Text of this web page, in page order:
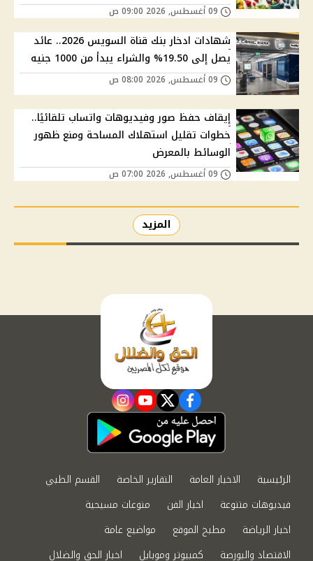
شهادات ادخار بنك قناة السويس 2026.. عائد
يصل إلى 19.50% والشراء يبدأ من 1000 جنيه
إيقاف حفظ صور وفيديوهات واتساب تلقائيًا..
خطوات تقليل استهلاك المساحة ومنع ظهور
الوسائط بالمعرض
المزيد
facebook
twitter
youtube
instagram
الرئيسية الاخبار العامة التقارير الخاصة
القسم الطبي
فيديوهات متنوعة
اخبار الفن
منوعات مسيحية
اخبار الرياضة
مطبخ الموقع
مواضيع عامة
الاقتصاد والبورصة
كمبيوتر وموبايل اخبار الحق والضلال